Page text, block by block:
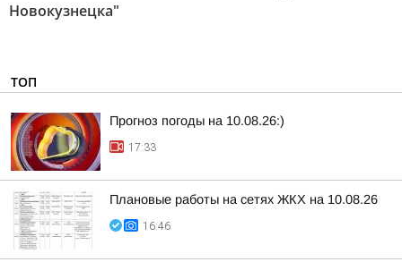
Новокузнецка"
ТОП
Прогноз погоды на 10.08.26:)
17:33
Плановые работы на сетях ЖКХ на 10.08.26
16:46